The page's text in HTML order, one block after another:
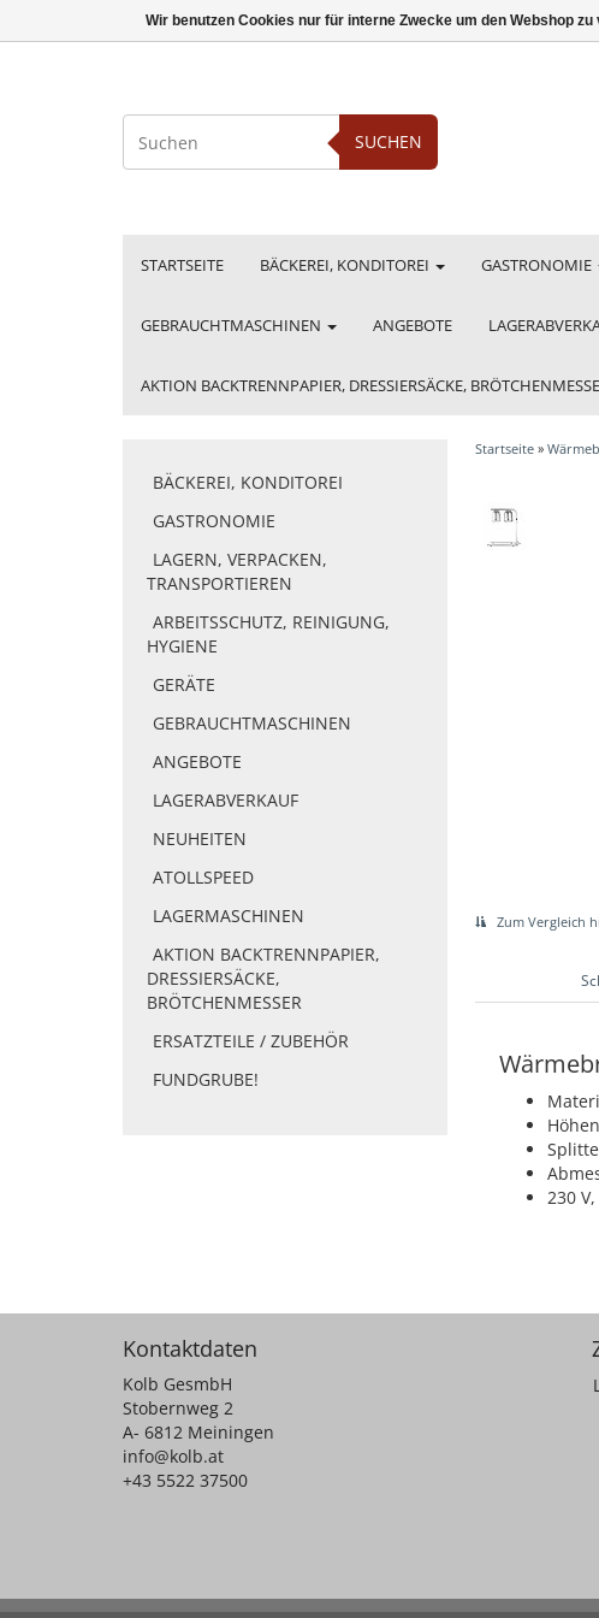
SUCHEN
STARTSEITE BÄCKEREI, KONDITOREI GASTRONOMIE
GEBRAUCHTMASCHINEN ANGEBOTE
AKTION BACKTRENNPAPIER, DRESSIERSÄCKE,
BÄCKEREI, KONDITOREI
GASTRONOMIE
LAGERN, VERPACKEN,
TRANSPORTIEREN
ARBEITSSCHUTZ, REINIGUNG,
HYGIENE
GERÄTE
GEBRAUCHTMASCHINEN
ANGEBOTE
LAGERABVERKAUF
NEUHEITEN
ATOLLSPEED
LAGERMASCHINEN
AKTION BACKTRENNPAPIER,
DRESSIERSÄCKE,
BRÖTCHENMESSER
ERSATZTEILE / ZUBEHÖR
FUNDGRUBE!
Startseite»
Zum Vergleich
230
Kontaktdaten
Kolb GesmbH
Stobernweg 2
A- 6812 Meiningen
info@kolb.at
+43 5522 37500
Wir benutzen Cookies nur für interne Zwecke um den Webshop